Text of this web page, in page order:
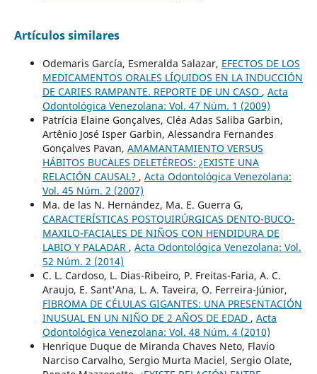
Artículos similares
Odemaris García, Esmeralda Salazar, EFECTOS DE LOS
MEDICAMENTOS ORALES LÍQUIDOS EN LA INDUCCIÓN
DE CARIES RAMPANTE. REPORTE DE UN CASO , Acta
Odontológica Venezolana: Vol. 47 Núm. 1 (2009)
Patrícia Elaine Gonçalves, Cléa Adas Saliba Garbin,
Artênio José Isper Garbin, Alessandra Fernandes
Gonçalves Pavan, AMAMANTAMIENTO VERSUS
HÁBITOS BUCALES DELETÉREOS: ¿EXISTE UNA
RELACIÓN CAUSAL? , Acta Odontológica Venezolana:
Vol. 45 Núm. 2 (2007)
Ma. de las N. Hernández, Ma. E. Guerra G,
CARACTERÍSTICAS POSTQUIRÚRGICAS DENTO-BUCO-
MAXILO-FACIALES DE NIÑOS CON HENDIDURA DE
LABIO Y PALADAR , Acta Odontológica Venezolana: Vol.
52 Núm. 2 (2014)
C. L. Cardoso, L. Dias-Ribeiro, P. Freitas-Faria, A. C.
Araujo, E. Sant'Ana, L. A. Taveira, O. Ferreira-Júnior,
FIBROMA DE CÉLULAS GIGANTES: UNA PRESENTACIÓN
INUSUAL EN UN NIÑO DE 2 AÑOS DE EDAD , Acta
Odontológica Venezolana: Vol. 48 Núm. 4 (2010)
Henrique Duque de Miranda Chaves Neto, Flavio
Narciso Carvalho, Sergio Murta Maciel, Sergio Olate,